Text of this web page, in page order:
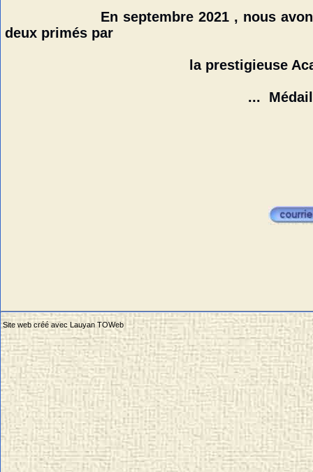
En septembre 2021 , nous
deux primés par
la prestigieuse Académie des
... Médaille d'Or , cette
Site web créé avec Lauyan TOWeb